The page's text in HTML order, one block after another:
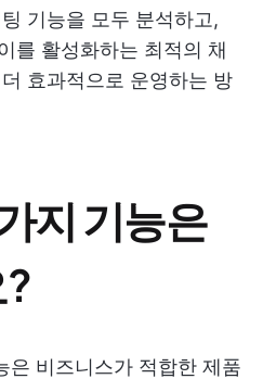
기능을 모두 분석하고,
를 활성화하는 최적의 채
효과적으로 운영하는 방
지 기능은
은 비즈니스가 적합한 제품